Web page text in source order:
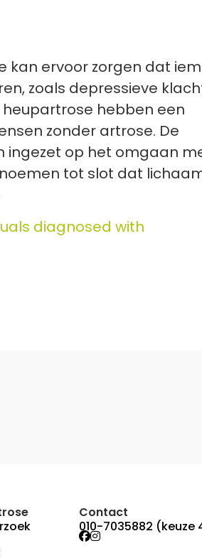
kan ervoor zorgen dat
zoals depressieve
hebben een
zonder artrose. De
ingezet op het omgaan
tot slot dat
diagnosed with
Contact
010-7035882 (keuze